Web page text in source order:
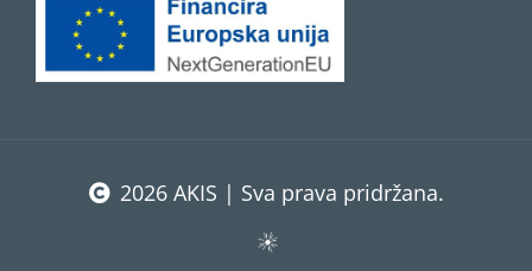
2026 AKIS | Sva prava pridržana.